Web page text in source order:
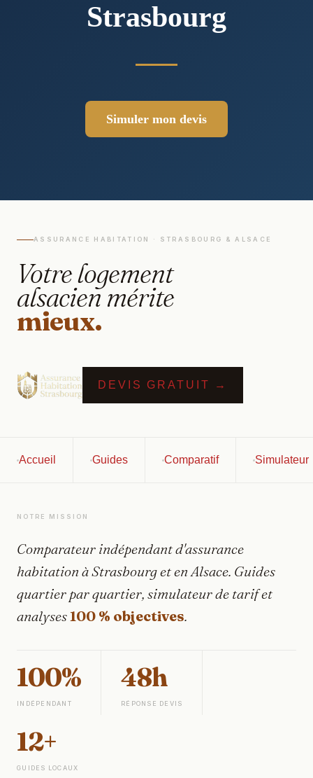
Strasbourg
Simuler mon devis
ASSURANCE HABITATION · STRASBOURG & ALSACE
Votre logement
alsacien mérite
mieux.
DEVIS GRATUIT →
Accueil Guides Comparatif Simulateur
NOTRE MISSION
Comparateur indépendant d'assurance
habitation à Strasbourg et en Alsace. Guides
quartier par quartier, simulateur de tarif et
analyses100 % objectives.
100%
INDÉPENDANT
48h
RÉPONSE DEVIS
12+
GUIDES LOCAUX